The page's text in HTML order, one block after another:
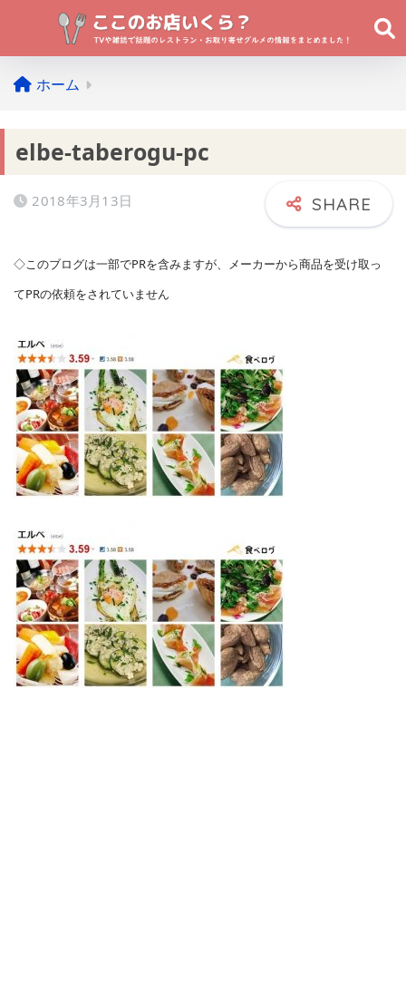
ホーム
elbe-taberogu-pc
2018年3月13日
◇このブログは一部でPRを含みますが、メーカーから商品を受け取っ
てPRの依頼をされていません